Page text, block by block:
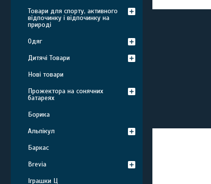
Товари для спорту, активного
відпочинку і відпочинку на
природі
Одяг
Дитячі Товари
Нові товари
Прожектора на сонячних
батареях
Борика
Альпікул
Баркас
Brevia
Іграшки Ц